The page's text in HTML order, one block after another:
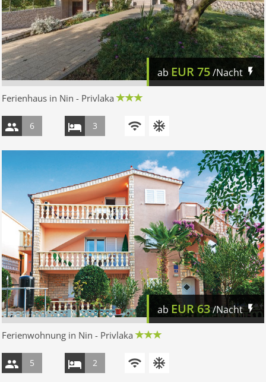
ab EUR75/Nacht
Ferienhaus in Nin - Privlaka
6 3
abEUR 63/Nacht
Ferienwohnung in Nin - Privlaka
5 2